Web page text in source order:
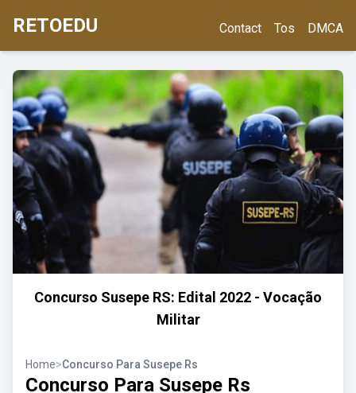
RETOEDU Contact Tos DMCA
Concurso Susepe RS: Edital 2022 - Vocação
Militar
Home>Concurso Para Susepe Rs
Concurso Para Susepe Rs